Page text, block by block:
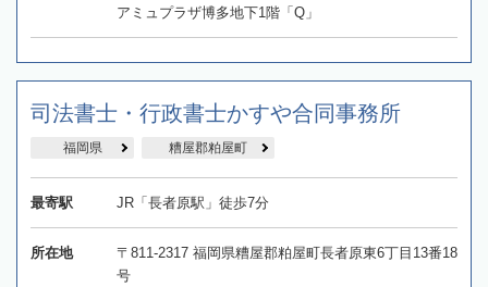
アミュプラザ博多地下1階「Q」
司法書士・行政書士かすや合同事務所
福岡県 糟屋郡粕屋町
最寄駅 JR「長者原駅」徒歩7分
所在地
〒811-2317 福岡県糟屋郡粕屋町長者原東6丁目13番18
号